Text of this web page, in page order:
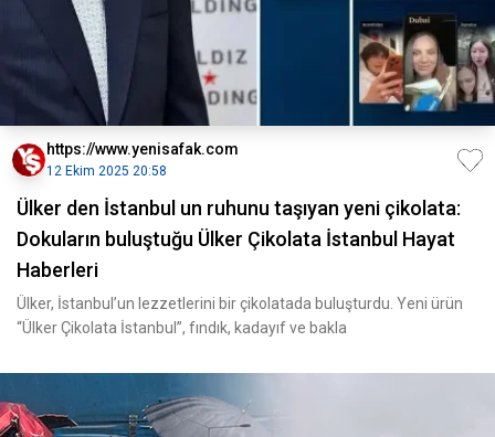
https://www.yenisafak.com
12 Ekim 2025 20:58
Ülker den İstanbul un ruhunu taşıyan yeni çikolata:
Dokuların buluştuğu Ülker Çikolata İstanbul Hayat
Haberleri
Ülker, İstanbul’un lezzetlerini bir çikolatada buluşturdu. Yeni ürün
“Ülker Çikolata İstanbul”, fındık, kadayıf ve bakla